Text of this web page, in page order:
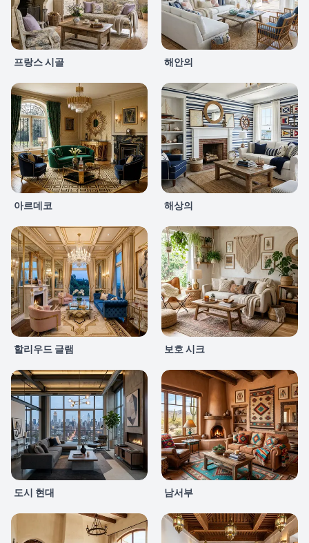
프랑스 시골 해안의
아르데코 해상의
할리우드 글램 보호 시크
도시 현대 남서부